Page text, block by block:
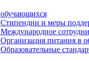
обучающихся
Стипендии и меры
Международное
Организация питания в
Образовательные